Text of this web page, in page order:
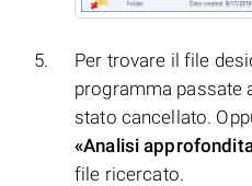
Per trovare il file
programma passate
stato cancellato.
«Analisi
file ricercato.